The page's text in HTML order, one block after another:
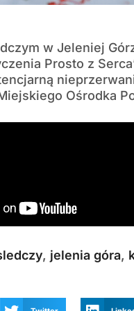
w Jeleniej
Prosto z
Ośrodka
, jelenia góra,